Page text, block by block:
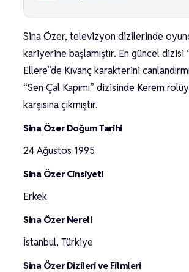
Sina Özer, televizyon dizilerinde
kariyerine başlamıştır. En güncel dizisi
Ellere”de Kıvanç karakterini
“Sen Çal Kapımı” dizisinde Kerem
karşısına çıkmıştır.
Sina Özer Doğum Tarihi
24 Ağustos 1995
Sina Özer Cinsiyeti
Erkek
Sina Özer Nereli
İstanbul, Türkiye
Sina Özer Dizileri ve Filmleri